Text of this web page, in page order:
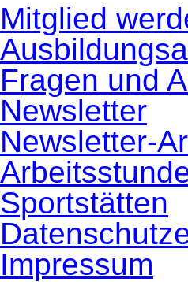
Navigation
überspringen
Mitglied
Fragen und
Newsletter
Newsletter-
Sportstätten
Impressum